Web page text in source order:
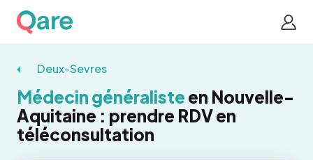
Deux-Sevres
Médecin généraliste en Nouvelle-
Aquitaine : prendre RDV en
téléconsultation